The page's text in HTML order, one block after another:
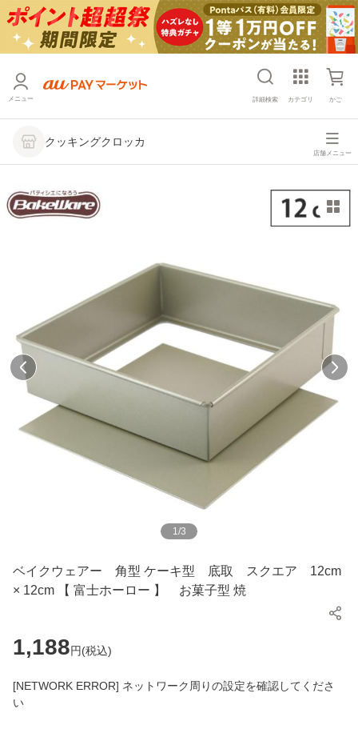
メニュー 詳細検索 カテゴリ かご
クッキングクロッカ
店舗メニュー
1/3
ベイクウェアー 角型 ケーキ型 底取 スクエア 12cm
× 12cm 【 富士ホーロー 】 お菓子型 焼
1,188円(税込)
[NETWORK ERROR] ネットワーク周りの設定を確認してくださ
い